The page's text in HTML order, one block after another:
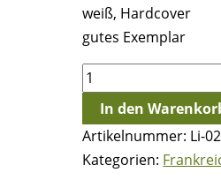
weiß, Hardcover
gutes Exemplar
CATALOGUE
DES
OBLITÉRATIONS
FRANÇAISES
GROS
In den
Artikelnummer: Li-
Kategorien: